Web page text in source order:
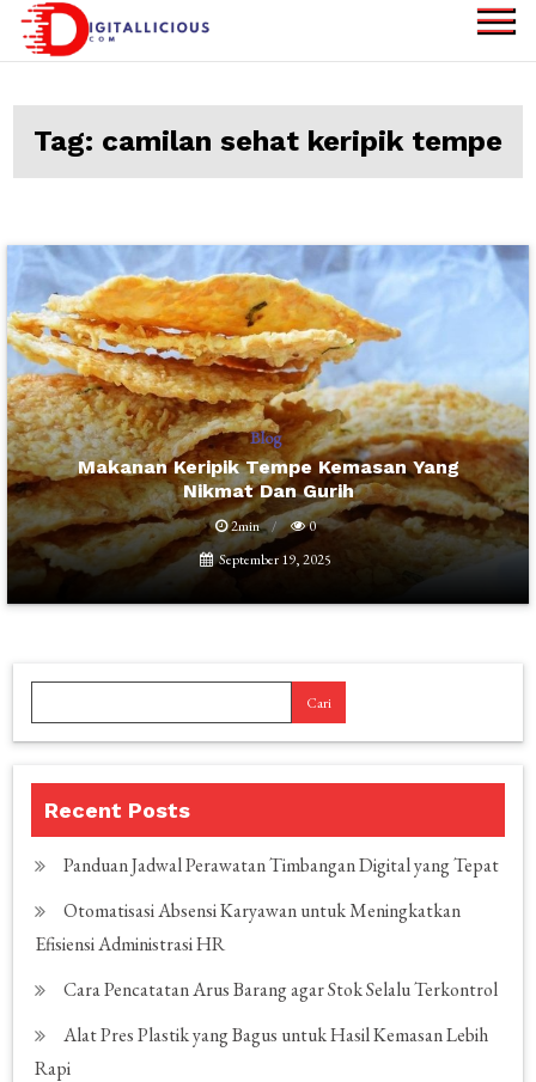
Skip
Information
Tag: camilan sehat keripik tempe
Blog
Makanan Keripik Tempe Kemasan Yang
Nikmat Dan Gurih
2min
0
September 19, 2025
Cari
Recent Posts
Panduan Jadwal Perawatan Timbangan Digital yang Tepat
Otomatisasi Absensi Karyawan untuk Meningkatkan
Efisiensi Administrasi HR
Cara Pencatatan Arus Barang agar Stok Selalu Terkontrol
Alat Pres Plastik yang Bagus untuk Hasil Kemasan Lebih
Rapi